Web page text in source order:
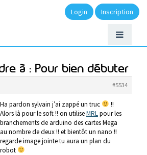
Login Inscription
à : Pour bien débuter
#5534
Ha pardon sylvain j’ai zappé un truc
!!
Alors là pour le soft !! on utiliseMRLpour les
branchements de arduino des cartes Mega
au nombre de deux !! et bientôt un nano !!
regarde image jointe tu aura un plan du
robot